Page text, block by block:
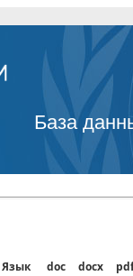
База
Язык doc docx